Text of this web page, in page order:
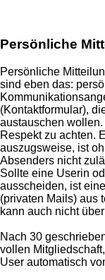
Persönliche
Persönliche
sind eben das:
(Kontaktformular),
austauschen
Respekt zu achten.
auszugsweise, ist
Absenders nicht
Sollte eine Userin
ausscheiden, ist
(privaten Mails) aus
kann auch nicht
Nach 30
vollen
User automatisch